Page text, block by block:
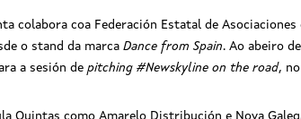
colabora coa Federación Estatal de
o stand da marca Dance from Spain. Ao abeiro
a sesión de pitching #Newskyline on the road,
Quintas como Amarelo Distribución e Nova